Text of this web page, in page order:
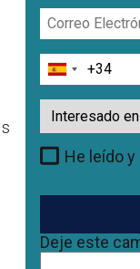
Correo
Electrónico
Teléfono
Interesado
en
He leído
Deje este